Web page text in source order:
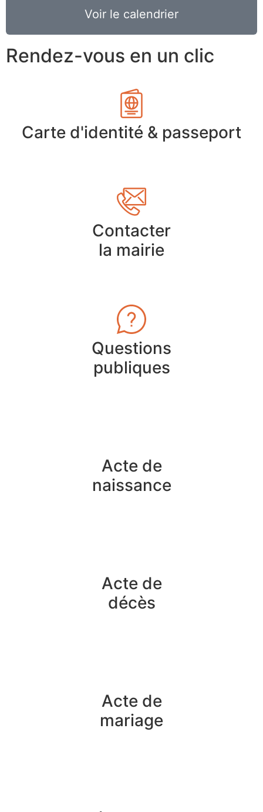
Voir le calendrier
Rendez-vous en un clic
Carte d'identité & passeport
Contacter
la mairie
Questions
publiques
Acte de
naissance
Acte de
décès
Acte de
mariage